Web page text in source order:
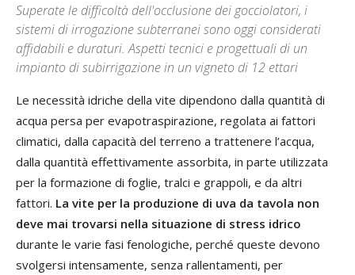
Superate le difficoltà dell'occlusione dei gocciolatori, i
sistemi di irrogazione subterranei sono oggi considerati
affidabili e duraturi. Aspetti tecnici e progettuali di un
impianto di subirrigazione in un vigneto di 12 ettari
Le necessità idriche della vite dipendono dalla quantità di
acqua persa per evapotraspirazione, regolata ai fattori
climatici, dalla capacità del terreno a trattenere l’acqua,
dalla quantità effettivamente assorbita, in parte utilizzata
per la formazione di foglie, tralci e grappoli, e da altri
fattori. La vite per la produzione di uva da tavola non
deve mai trovarsi nella situazione di stress idrico
durante le varie fasi fenologiche, perché queste devono
svolgersi intensamente, senza rallentamenti, per